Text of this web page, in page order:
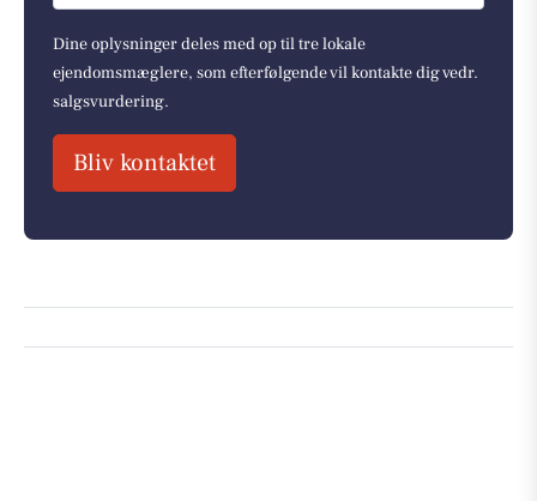
Dine oplysninger deles med op til tre lokale
ejendomsmæglere, som efterfølgende vil kontakte dig vedr.
salgsvurdering.
Bliv kontaktet